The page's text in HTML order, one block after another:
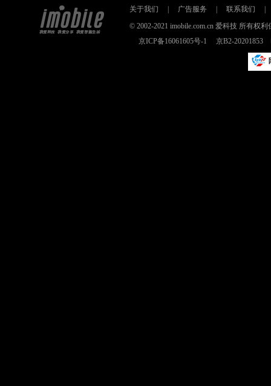
关于我们 广告服务 联系我们
© 2002-2021 imobile.com.cn 爱科技 所有权
京ICP备16061605号-1
京B2-20201853